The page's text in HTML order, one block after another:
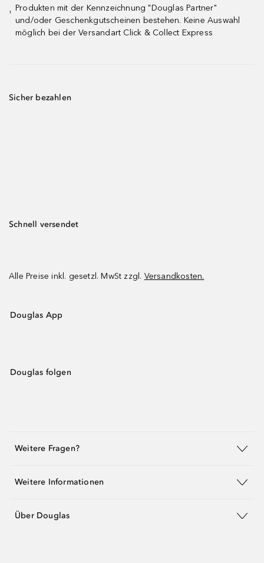
¹
Produkten mit der Kennzeichnung "Douglas Partner"
und/oder Geschenkgutscheinen bestehen. Keine Auswahl
möglich bei der Versandart Click & Collect Express
Sicher bezahlen
Schnell versendet
Alle Preise inkl. gesetzl. MwSt zzgl. Versandkosten.
Douglas App
Douglas folgen
Weitere Fragen?
Weitere Informationen
Über Douglas